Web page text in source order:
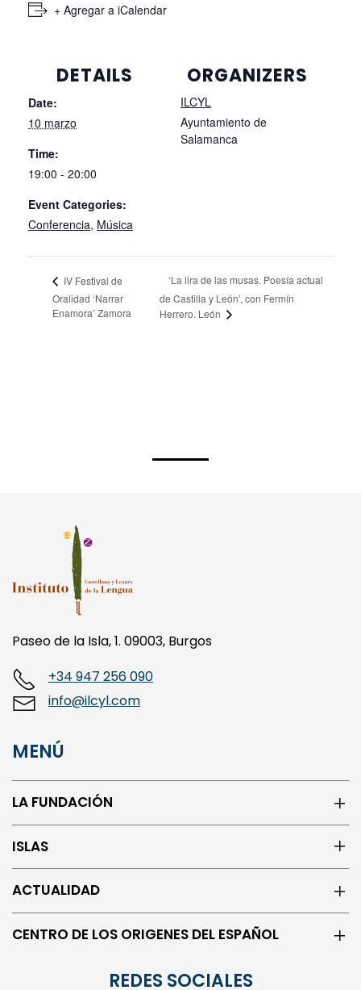
+ Agregar a iCalendar
DETAILS
Date:
10 marzo
Time:
19:00 - 20:00
Event Categories:
Conferencia, Música
ORGANIZERS
ILCYL
Ayuntamiento de
Salamanca
IV Festival de
Oralidad ‘Narrar
Enamora’ Zamora
‘La lira de las musas. Poesía actual
de Castilla y León’, con Fermín
Herrero. León
Paseo de la Isla, 1. 09003, Burgos
+34 947 256 090
info@ilcyl.com
MENÚ
LA FUNDACIÓN
ISLAS
ACTUALIDAD
CENTRO DE LOS ORIGENES DEL ESPAÑOL
REDES SOCIALES